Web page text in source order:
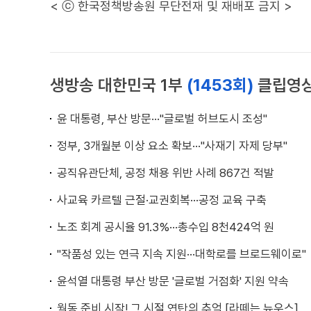
< ⓒ 한국정책방송원 무단전재 및 재배포 금지 >
생방송 대한민국 1부 (1453회) 클립영
윤 대통령, 부산 방문···"글로벌 허브도시 조성"
정부, 3개월분 이상 요소 확보···"사재기 자제 당부"
공직유관단체, 공정 채용 위반 사례 867건 적발
사교육 카르텔 근절·교권회복···공정 교육 구축
노조 회계 공시율 91.3%···총수입 8천424억 원
"작품성 있는 연극 지속 지원···대학로를 브로드웨이로"
윤석열 대통령 부산 방문 '글로벌 거점화' 지원 약속
월동 준비 시작! 그 시절 연탄의 추억 [라떼는 뉴우스]